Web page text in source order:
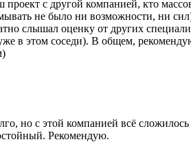
с другой компанией, кто
не было ни возможности, ни
слышал оценку от других
в этом соседи). В общем,
но с этой компанией всё
Рекомендую.